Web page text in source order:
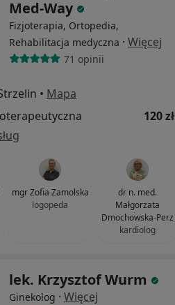
Med-Way
Fizjoterapia, Ortopedia,
Rehabilitacja medyczna · Więcej
71 opinii
• Mapa
120 zł
mgr Zofia Zamolska
logopeda
dr n. med.
Małgorzata
Dmochowska-Perz
kardiolog
lek. Krzysztof Wurm
Ginekolog · Więcej